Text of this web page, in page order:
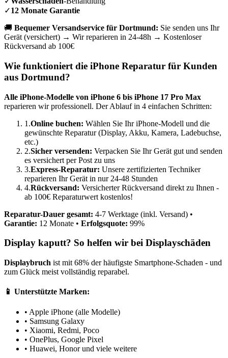
✓12 Monate Garantie
🚚 Bequemer Versandservice für Dortmund: Sie senden uns Ihr
Gerät (versichert) → Wir reparieren in 24-48h → Kostenloser
Rückversand ab 100€
Wie funktioniert die iPhone Reparatur für Kunden
aus Dortmund?
Alle iPhone-Modelle von iPhone 6 bis iPhone 17 Pro Max
reparieren wir professionell. Der Ablauf in 4 einfachen Schritten:
1.Online buchen: Wählen Sie Ihr iPhone-Modell und die
gewünschte Reparatur (Display, Akku, Kamera, Ladebuchse,
etc.)
2.Sicher versenden: Verpacken Sie Ihr Gerät gut und senden
es versichert per Post zu uns
3.Express-Reparatur: Unsere zertifizierten Techniker
reparieren Ihr Gerät in nur 24-48 Stunden
4.Rückversand: Versicherter Rückversand direkt zu Ihnen -
ab 100€ Reparaturwert kostenlos!
Reparatur-Dauer gesamt: 4-7 Werktage (inkl. Versand) •
Garantie: 12 Monate • Erfolgsquote: 99%
Display kaputt? So helfen wir bei Displayschäden
Displaybruch ist mit 68% der häufigste Smartphone-Schaden - und
zum Glück meist vollständig reparabel.
📱 Unterstützte Marken:
• Apple iPhone (alle Modelle)
• Samsung Galaxy
• Xiaomi, Redmi, Poco
• OnePlus, Google Pixel
• Huawei, Honor und viele weitere